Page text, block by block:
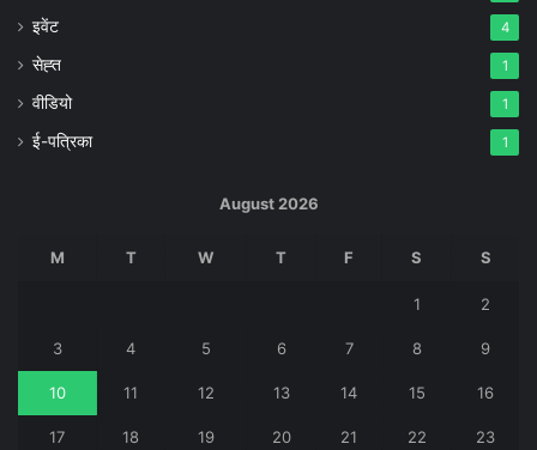
इवेंट 4
सेह्त 1
वीडियो 1
ई-पत्रिका 1
August 2026
M T W T F S S
1 2
3 4 5 6 7 8 9
10 11 12 13 14 15 16
17 18 19 20 21 22 23